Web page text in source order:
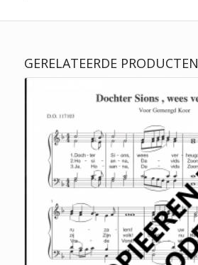
GERELATEERDE PRODUCTEN